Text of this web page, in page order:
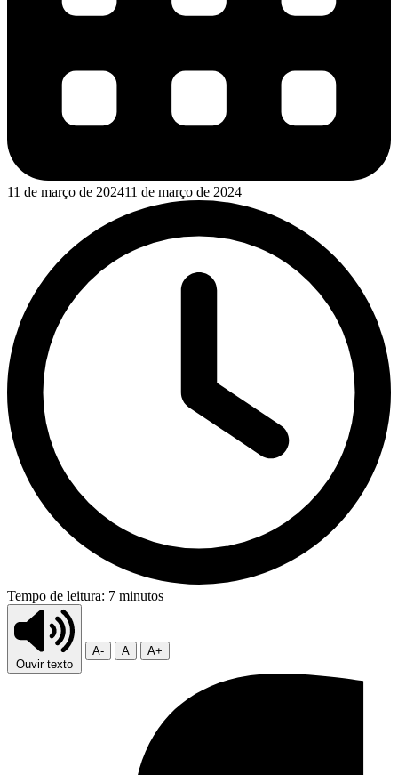
11 de março de 202411 de março de 2024
Tempo de leitura: 7 minutos
Ouvir texto
A- A A+